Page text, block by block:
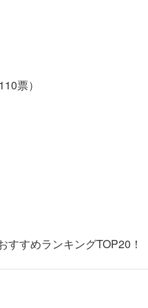
票）
すめランキングTOP20！